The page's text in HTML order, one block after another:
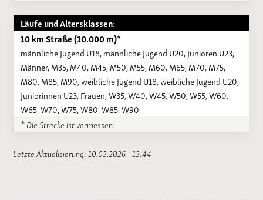
Läufe und Altersklassen:
10 km Straße (10.000 m)*
männliche Jugend U18, männliche Jugend U20, Junioren U23,
Männer, M35, M40, M45, M50, M55, M60, M65, M70, M75,
M80, M85, M90, weibliche Jugend U18, weibliche Jugend U20,
Juniorinnen U23, Frauen, W35, W40, W45, W50, W55, W60,
W65, W70, W75, W80, W85, W90
* Die Strecke ist vermessen.
Letzte Aktualisierung: 10.03.2026 - 13:44